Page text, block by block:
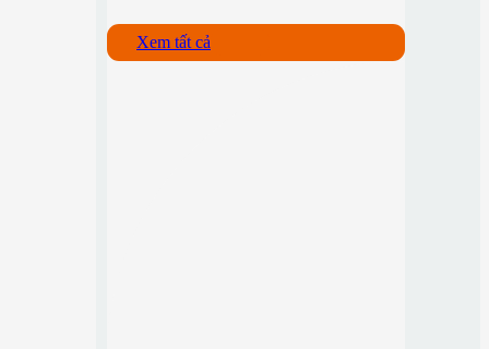
Xem tất cả